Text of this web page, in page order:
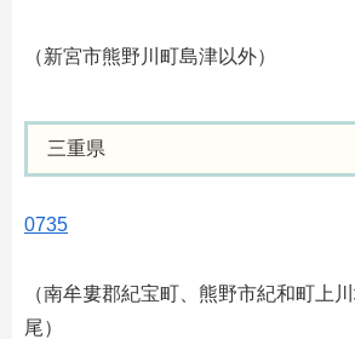
（新宮市熊野川町島津以外）
三重県
0735
（南牟婁郡紀宝町、熊野市紀和町上
尾）